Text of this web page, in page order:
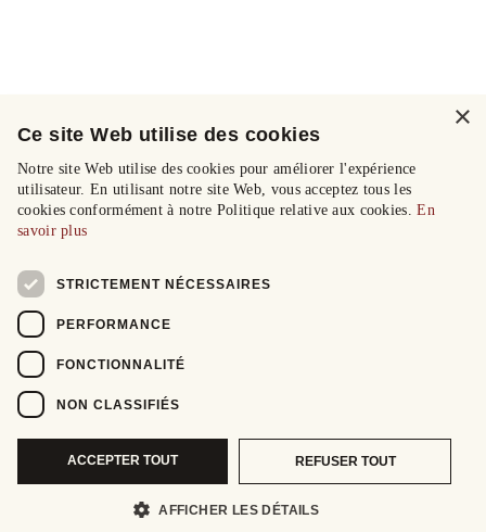
×
Ce site Web utilise des cookies
Notre site Web utilise des cookies pour améliorer l'expérience
utilisateur. En utilisant notre site Web, vous acceptez tous les
cookies conformément à notre Politique relative aux cookies.En
savoir plus
STRICTEMENT NÉCESSAIRES
PERFORMANCE
FONCTIONNALITÉ
NON CLASSIFIÉS
ACCEPTER TOUT REFUSER TOUT
AFFICHER LES DÉTAILS